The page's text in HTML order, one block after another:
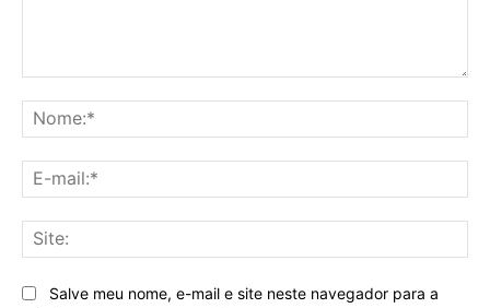
Salve meu nome, e-mail e site neste navegador para a